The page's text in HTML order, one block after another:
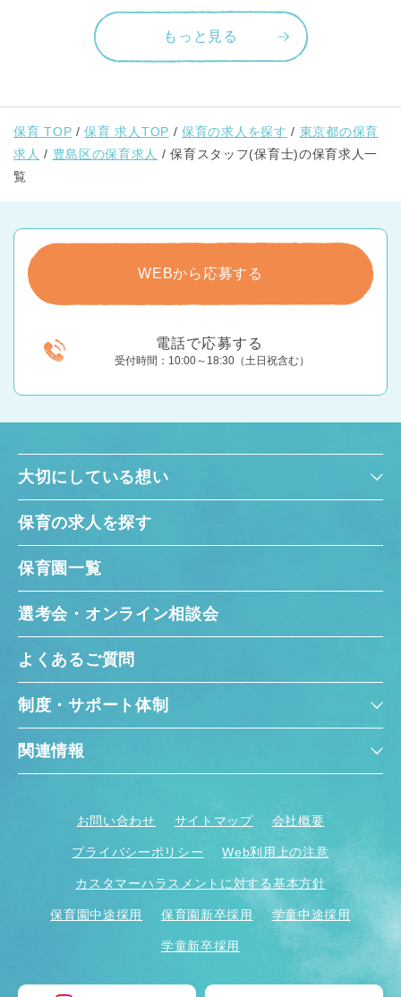
もっと見る
保育 TOP 保育 求人TOP 保育の求人を探す
東京都の保育
求人
豊島区の保育求人
保育スタッフ(保育士)の保育求人一
覧
WEBから応募する
電話で応募する
受付時間：10:00～18:30（土日祝含む）
大切にしている想い
保育の求人を探す
保育園一覧
選考会・オンライン相談会
よくあるご質問
制度・サポート体制
関連情報
お問い合わせ サイトマップ 会社概要
プライバシーポリシー Web利用上の注意
カスタマーハラスメントに対する基本方針
保育園中途採用 保育園新卒採用 学童中途採用
学童新卒採用